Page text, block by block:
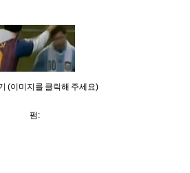
(이미지를 클릭해 주세요)
펌: